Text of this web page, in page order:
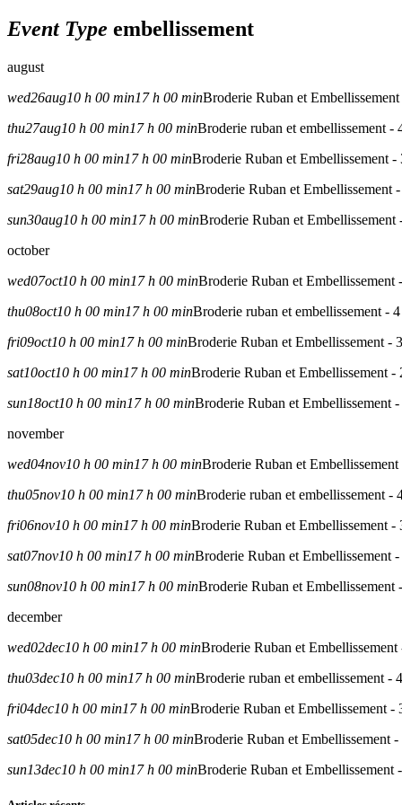
Event Type embellissement
august
wed26aug10 h 00 min17 h 00 minBroderie Ruban et
thu27aug10 h 00 min17 h 00 minBroderie ruban et embellissement -
fri28aug10 h 00 min17 h 00 minBroderie Ruban et Embellissement -
sat29aug10 h 00 min17 h 00 minBroderie Ruban et Embellissement -
sun30aug10 h 00 min17 h 00 minBroderie Ruban et Embellissement
october
wed07oct10 h 00 min17 h 00 minBroderie Ruban et Embellissement
thu08oct10 h 00 min17 h 00 minBroderie ruban et embellissement - 4
fri09oct10 h 00 min17 h 00 minBroderie Ruban et Embellissement - 3
sat10oct10 h 00 min17 h 00 minBroderie Ruban et Embellissement -
sun18oct10 h 00 min17 h 00 minBroderie Ruban et Embellissement -
november
wed04nov10 h 00 min17 h 00 minBroderie Ruban et Embellissement
thu05nov10 h 00 min17 h 00 minBroderie ruban et embellissement -
fri06nov10 h 00 min17 h 00 minBroderie Ruban et Embellissement -
sat07nov10 h 00 min17 h 00 minBroderie Ruban et Embellissement -
sun08nov10 h 00 min17 h 00 minBroderie Ruban et Embellissement
december
wed02dec10 h 00 min17 h 00 minBroderie Ruban et Embellissement
thu03dec10 h 00 min17 h 00 minBroderie ruban et embellissement - 4
fri04dec10 h 00 min17 h 00 minBroderie Ruban et Embellissement -
sat05dec10 h 00 min17 h 00 minBroderie Ruban et Embellissement -
sun13dec10 h 00 min17 h 00 minBroderie Ruban et Embellissement -